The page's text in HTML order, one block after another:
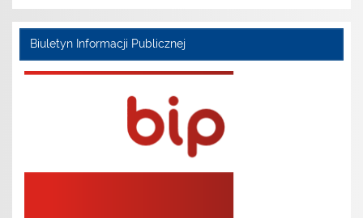
Biuletyn Informacji Publicznej